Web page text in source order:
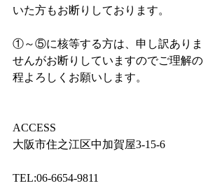
いた方もお断りしております。
①～⑤に核等する方は、申し訳ありま
せんがお断りしていますのでご理解の
程よろしくお願いします。
ACCESS
大阪市住之江区中加賀屋3-15-6
TEL:06-6654-9811